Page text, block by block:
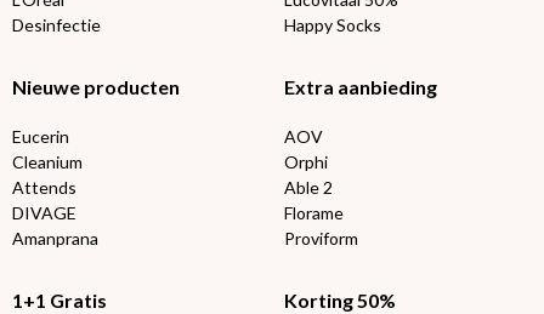
Desinfectie
Happy Socks
Nieuwe producten
Eucerin
Cleanium
Attends
DIVAGE
Amanprana
Extra aanbieding
AOV
Orphi
Able 2
Florame
Proviform
1+1 Gratis Korting 50%